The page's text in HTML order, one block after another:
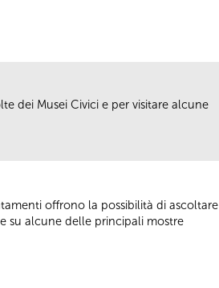
dei Musei Civici e per visitare alcune
offrono la possibilità di ascoltare
su alcune delle principali mostre